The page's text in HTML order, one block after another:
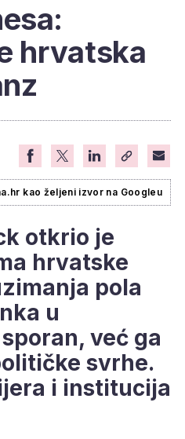
hrvatska
kao željeni izvor na Googleu
otkrio je
hrvatske
pola
u
već ga
svrhe.
i institucija